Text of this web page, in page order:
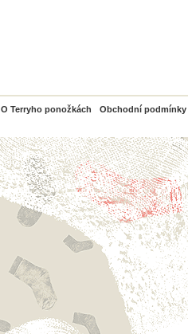
O Terryho ponožkách Obchodní podmínky
PayPal